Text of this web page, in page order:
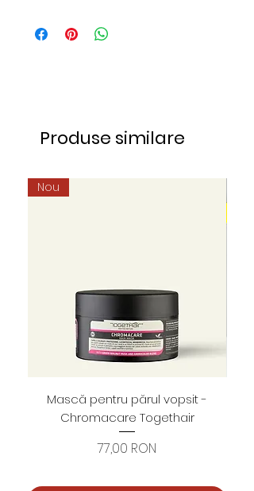
Produse similare
Nou
Mască pentru părul vopsit -
Chromacare Togethair
Preț
77,00 RON